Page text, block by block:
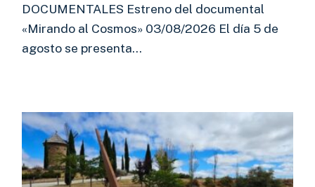
DOCUMENTALES Estreno del documental
«Mirando al Cosmos» 03/08/2026 El día 5 de
agosto se presenta…